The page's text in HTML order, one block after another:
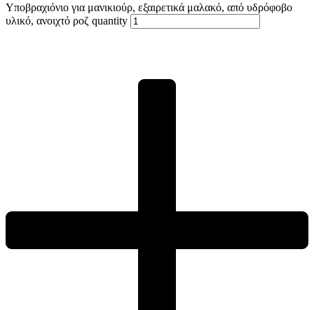
Υποβραχιόνιο για μανικιούρ, εξαιρετικά μαλακό, από υδρόφοβο
υλικό, ανοιχτό ροζ quantity